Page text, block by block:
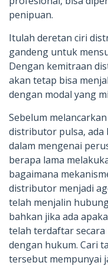
penipuan.
Itulah deretan ciri
gandeng untuk
Dengan kemitraan
akan tetap bisa
dengan modal yang
Sebelum
distributor pulsa, ada
dalam mengenai
berapa lama
bagaimana
distributor menjadi
telah menjalin
bahkan jika ada
telah terdaftar
dengan hukum. Cari
tersebut mempunyai